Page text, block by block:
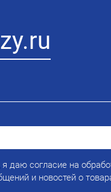
даю согласие на
и новостей о